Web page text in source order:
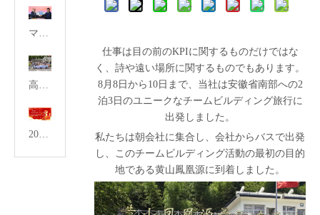
仕事は目の前のKPIに関するものだけではな
く、詩や遠い場所に関するものでもあります。
8月8日から10日まで、当社は安徽省南部への2
泊3日のユニークなチームビルディング旅行に
出発しました。
私たちは朝会社に集合し、会社からバスで出発
し、このチームビルディング活動の最初の目的
地である黄山鳳凰源に到着しました。